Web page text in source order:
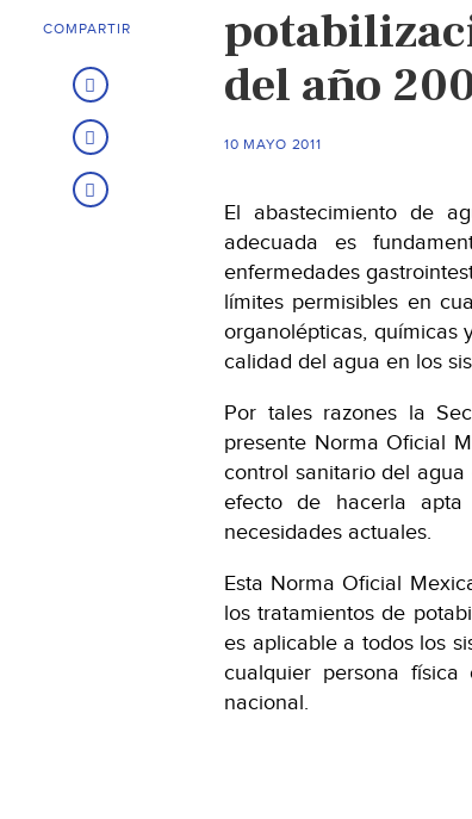
del año
10 MAYO 2011
El abastecimiento de
adecuada es
enfermedades
límites permisibles en
organolépticas, químicas
calidad del agua en los
Por tales razones la
presente Norma Oficial
control sanitario del
efecto de hacerla
necesidades actuales.
Esta Norma Oficial
los tratamientos de
es aplicable a todos los
cualquier persona
nacional.
COMPARTIR